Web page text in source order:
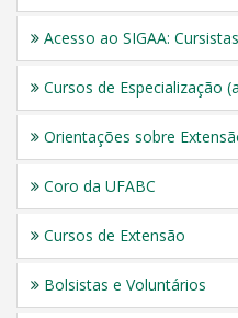
Acesso ao SIGAA:
Cursos de Especialização
Orientações sobre
Coro da UFABC
Cursos de Extensão
Bolsistas e Voluntários